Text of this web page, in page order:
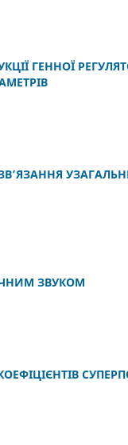
ГЕННОЇ
ЗВУКОМ